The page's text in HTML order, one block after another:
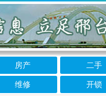
房产 二手
维修 开锁